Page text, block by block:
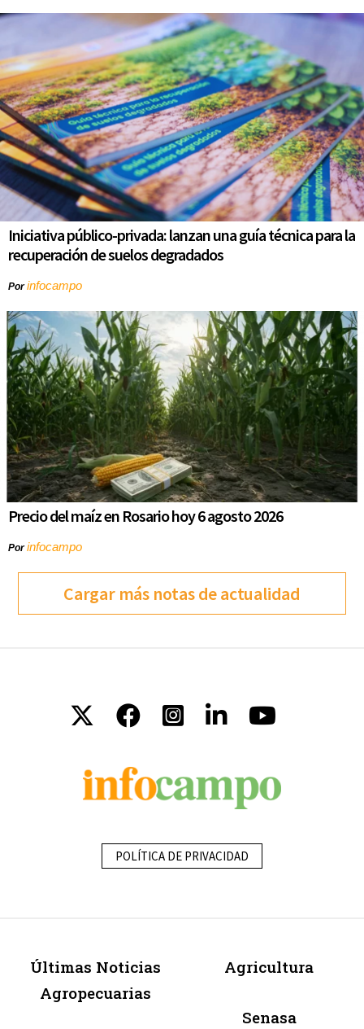
Iniciativa público-privada: lanzan una guía técnica para la
recuperación de suelos degradados
Porinfocampo
Precio del maíz en Rosario hoy 6 agosto 2026
Porinfocampo
Cargar más notas de actualidad
POLÍTICA DE PRIVACIDAD
Últimas Noticias
Agropecuarias
Agricultura
Senasa